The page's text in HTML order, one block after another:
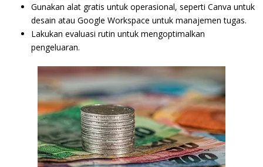
Gunakan alat gratis untuk operasional, seperti Canva untuk
desain atau Google Workspace untuk manajemen tugas.
Lakukan evaluasi rutin untuk mengoptimalkan
pengeluaran.